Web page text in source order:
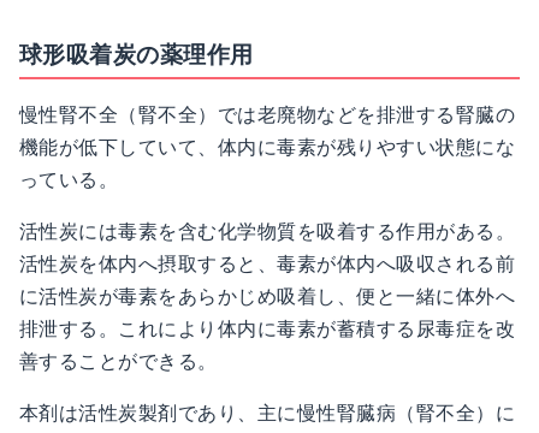
球形吸着炭の薬理作用
慢性腎不全（腎不全）では老廃物などを排泄する腎臓の
機能が低下していて、体内に毒素が残りやすい状態にな
っている。
活性炭には毒素を含む化学物質を吸着する作用がある。
活性炭を体内へ摂取すると、毒素が体内へ吸収される前
に活性炭が毒素をあらかじめ吸着し、便と一緒に体外へ
排泄する。これにより体内に毒素が蓄積する尿毒症を改
善することができる。
本剤は活性炭製剤であり、主に慢性腎臓病（腎不全）に